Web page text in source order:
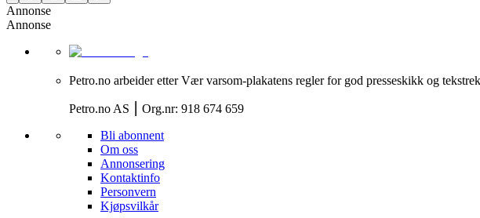
Annonse
Annonse
Petro.no arbeider etter Vær varsom-plakatens regler for god presseskikk og
Petro.no AS ⎮ Org.nr: 918 674 659
Bli abonnent
Om oss
Annonsering
Kontaktinfo
Personvern
Kjøpsvilkår